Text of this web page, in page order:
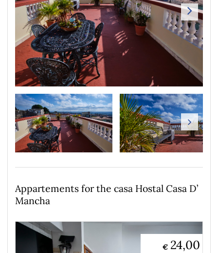
Appartements for the casa Hostal Casa D’
Mancha
24,00
€